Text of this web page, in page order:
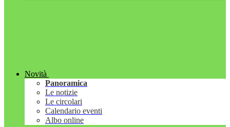
Novità
Panoramica
Le notizie
Le circolari
Calendario eventi
Albo online